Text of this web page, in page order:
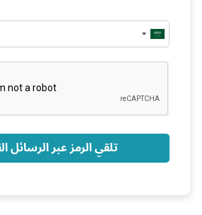
Saudi
Arabia
تلقي الرمز عبر الرسائل